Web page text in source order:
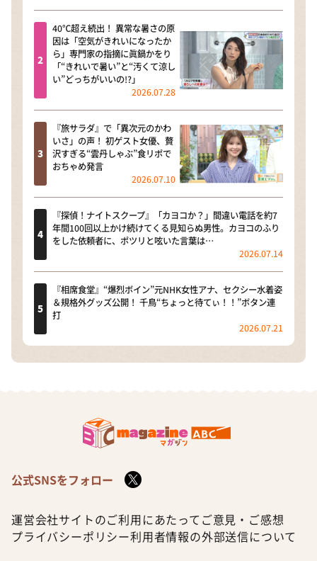
40℃超え続出！ 異常な暑さの原
因は「空気がきれいになったか
ら」専門家の指摘に眞鍋かをり
「“きれいで暑い”と“汚くて涼し
い”どっちがいいの!?」
2026.07.28
『旅サラダ』で「異次元のかわ
いさ」の声！ 初ゲスト女優、贅
沢すぎる“雲丹しゃぶ”食リポで
おちゃめ発言
2026.07.10
『探偵！ナイトスクープ』「カヨコか？」間違い電話を約7
年間100回以上かけ続けてくる見知らぬ男性。カヨコのふり
をした依頼者に、ポツリと呟いた言葉は…
2026.07.14
『相席食堂』“爆烈ボイン”元NHK女性アナ、セクシー水着姿
＆規格外グッズ公開！ 千鳥“ちょっと待てぃ！！”ボタン連
打
2026.07.21
公式SNSをフォロー
運営会社サイトのご利用にあたって ご意見・ご感想
プライバシーポリシー利用者情報の外部送信について